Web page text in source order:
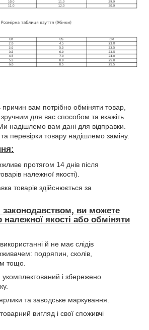
вам потрібно обміняти товар,
для вас способом та вкажіть
надішлемо вам дані для відправки.
перевірки товару надішлемо заміну.
протягом 14 днів після
належної якості).
товарів здійснюється за
законодавством, ви можете
належної якості або обміняти
й не має слідів
подряпин, сколів,
тощо.
укомплектований і збережено
та заводське маркування.
вигляд і свої споживчі